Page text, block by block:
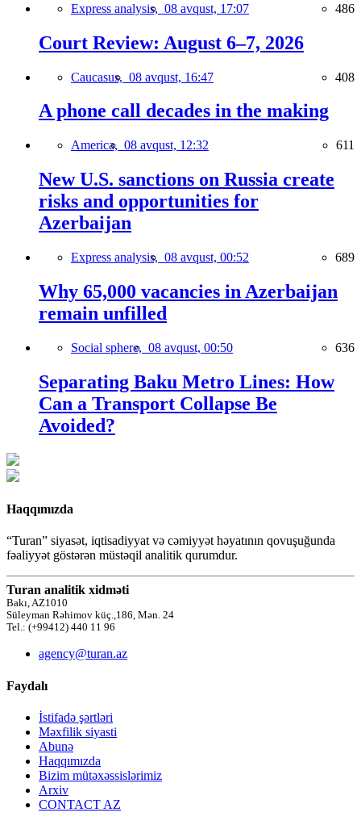
Express analysis, 08 avqust, 17:07 486
Court Review: August 6–7, 2026
Caucasus, 08 avqust, 16:47 408
A phone call decades in the making
America, 08 avqust, 12:32 611
New U.S. sanctions on Russia create
risks and opportunities for
Azerbaijan
Express analysis, 08 avqust, 00:52 689
Why 65,000 vacancies in Azerbaijan
remain unfilled
Social sphere, 08 avqust, 00:50 636
Separating Baku Metro Lines: How
Can a Transport Collapse Be
Avoided?
Haqqımızda
“Turan” siyasət, iqtisadiyyat və cəmiyyət həyatının qovuşuğunda
fəaliyyət göstərən müstəqil analitik qurumdur.
Turan analitik xidməti
Bakı, AZ1010
Süleyman Rəhimov küç.,186, Mən. 24
Tel.: (+99412) 440 11 96
agency@turan.az
Faydalı
İstifadə şərtləri
Məxfilik siyasti
Abunə
Haqqımızda
Bizim mütəxəssislərimiz
Arxiv
CONTACT AZ